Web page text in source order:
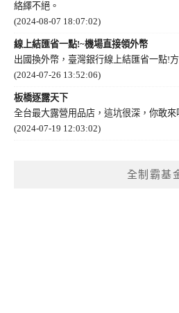
絡繹不絕。
(2024-08-07 18:07:02)
線上結匯省一點!~機場直接領外幣
出國換外幣，臺灣銀行線上結匯省一點!
(2024-07-26 13:52:06)
板橋逐露天下
全台最大露營用品店，這坑很深，你敢來
(2024-07-19 12:03:02)
全制霸基